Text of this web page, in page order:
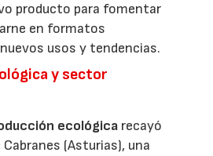
producto para fomentar
en formatos
usos y tendencias.
y sector
ecológica recayó
(Asturias), una